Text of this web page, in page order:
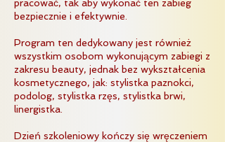
pracować, tak aby wykonać ten zabieg
bezpiecznie i efektywnie.
Program ten dedykowany jest również
wszystkim osobom wykonującym zabiegi z
zakresu beauty, jednak bez wykształcenia
kosmetycznego, jak: stylistka paznokci,
podolog, stylistka rzęs, stylistka brwi,
linergistka.
Dzień szkoleniowy kończy się wręczeniem